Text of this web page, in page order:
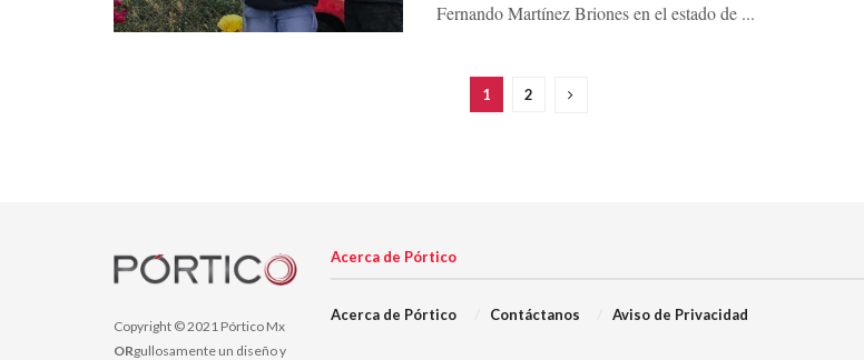
Fernando Martínez Briones en el estado de ...
1 2
Copyright © 2021 Pórtico Mx
ORgullosamente un diseño y
Acerca de Pórtico
Acerca de Pórtico Contáctanos Aviso de Privacidad